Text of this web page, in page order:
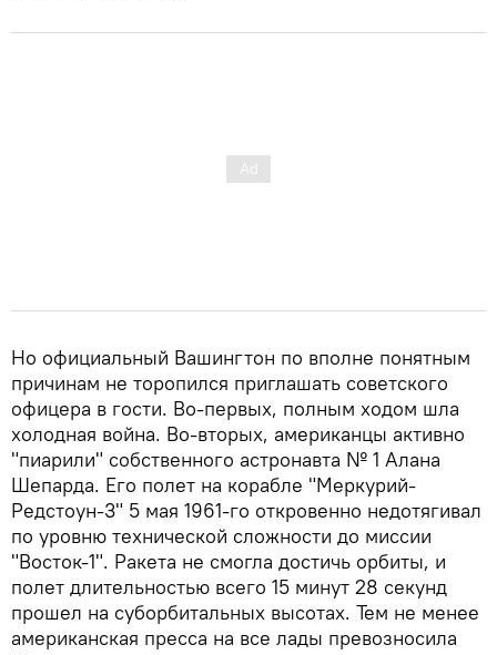
Но официальный Вашингтон по вполне понятным
причинам не торопился приглашать советского
офицера в гости. Во-первых, полным ходом шла
холодная война. Во-вторых, американцы активно
"пиарили" собственного астронавта № 1 Алана
Шепарда. Его полет на корабле "Меркурий-
Редстоун-3" 5 мая 1961-го откровенно недотягивал
по уровню технической сложности до миссии
"Восток-1". Ракета не смогла достичь орбиты, и
полет длительностью всего 15 минут 28 секунд
прошел на суборбитальных высотах. Тем не менее
американская пресса на все лады превозносила